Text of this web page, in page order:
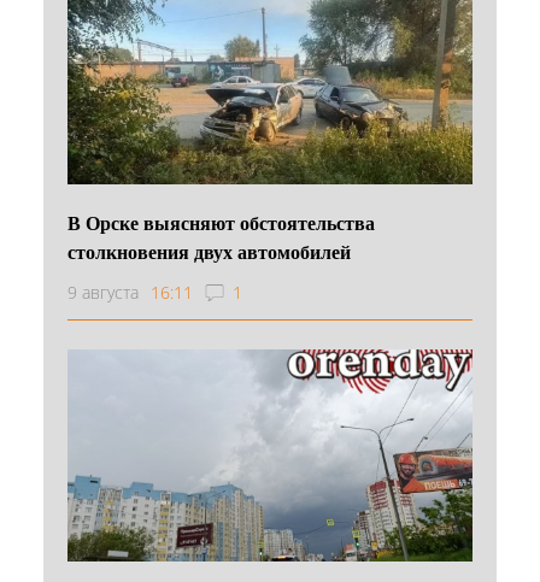
В Орске выясняют обстоятельства
столкновения двух автомобилей
9 августа 16:11 1